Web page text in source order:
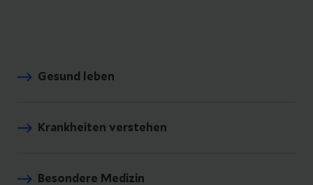
Gesund leben
Krankheiten verstehen
Besondere Medizin